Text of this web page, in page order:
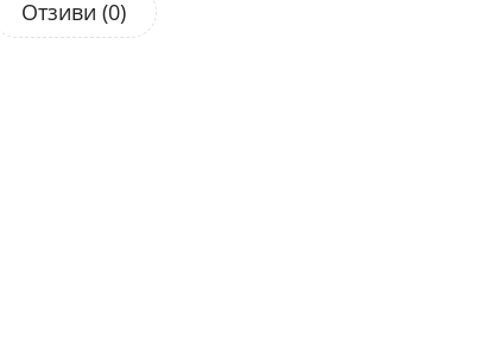
Отзиви (0)